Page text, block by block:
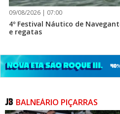
09/08/2026 | 07:00
4º Festival Náutico de
e regatas
BALNEÁRIO PIÇARRAS